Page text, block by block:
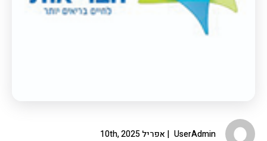
UserAdmin אפריל 10th, 2025